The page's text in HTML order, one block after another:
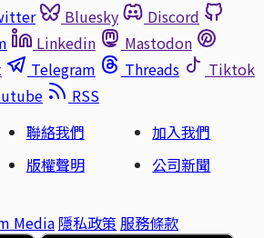
Bluesky
Discord
Linkedin
Mastodon
Telegram Threads
Tiktok
RSS
聯絡我們
加入我們
版權聲明
公司新聞
Media 隱私政策 服務條款